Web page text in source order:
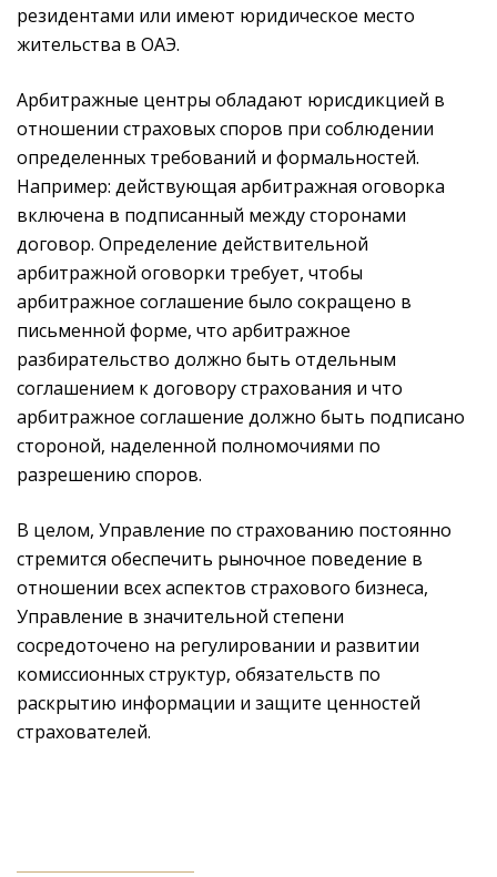
резидентами или имеют юридическое место
жительства в ОАЭ.
Арбитражные центры обладают юрисдикцией в
отношении страховых споров при соблюдении
определенных требований и формальностей.
Например: действующая арбитражная оговорка
включена в подписанный между сторонами
договор. Определение действительной
арбитражной оговорки требует, чтобы
арбитражное соглашение было сокращено в
письменной форме, что арбитражное
разбирательство должно быть отдельным
соглашением к договору страхования и что
арбитражное соглашение должно быть подписано
стороной, наделенной полномочиями по
разрешению споров.
В целом, Управление по страхованию постоянно
стремится обеспечить рыночное поведение в
отношении всех аспектов страхового бизнеса,
Управление в значительной степени
сосредоточено на регулировании и развитии
комиссионных структур, обязательств по
раскрытию информации и защите ценностей
страхователей.